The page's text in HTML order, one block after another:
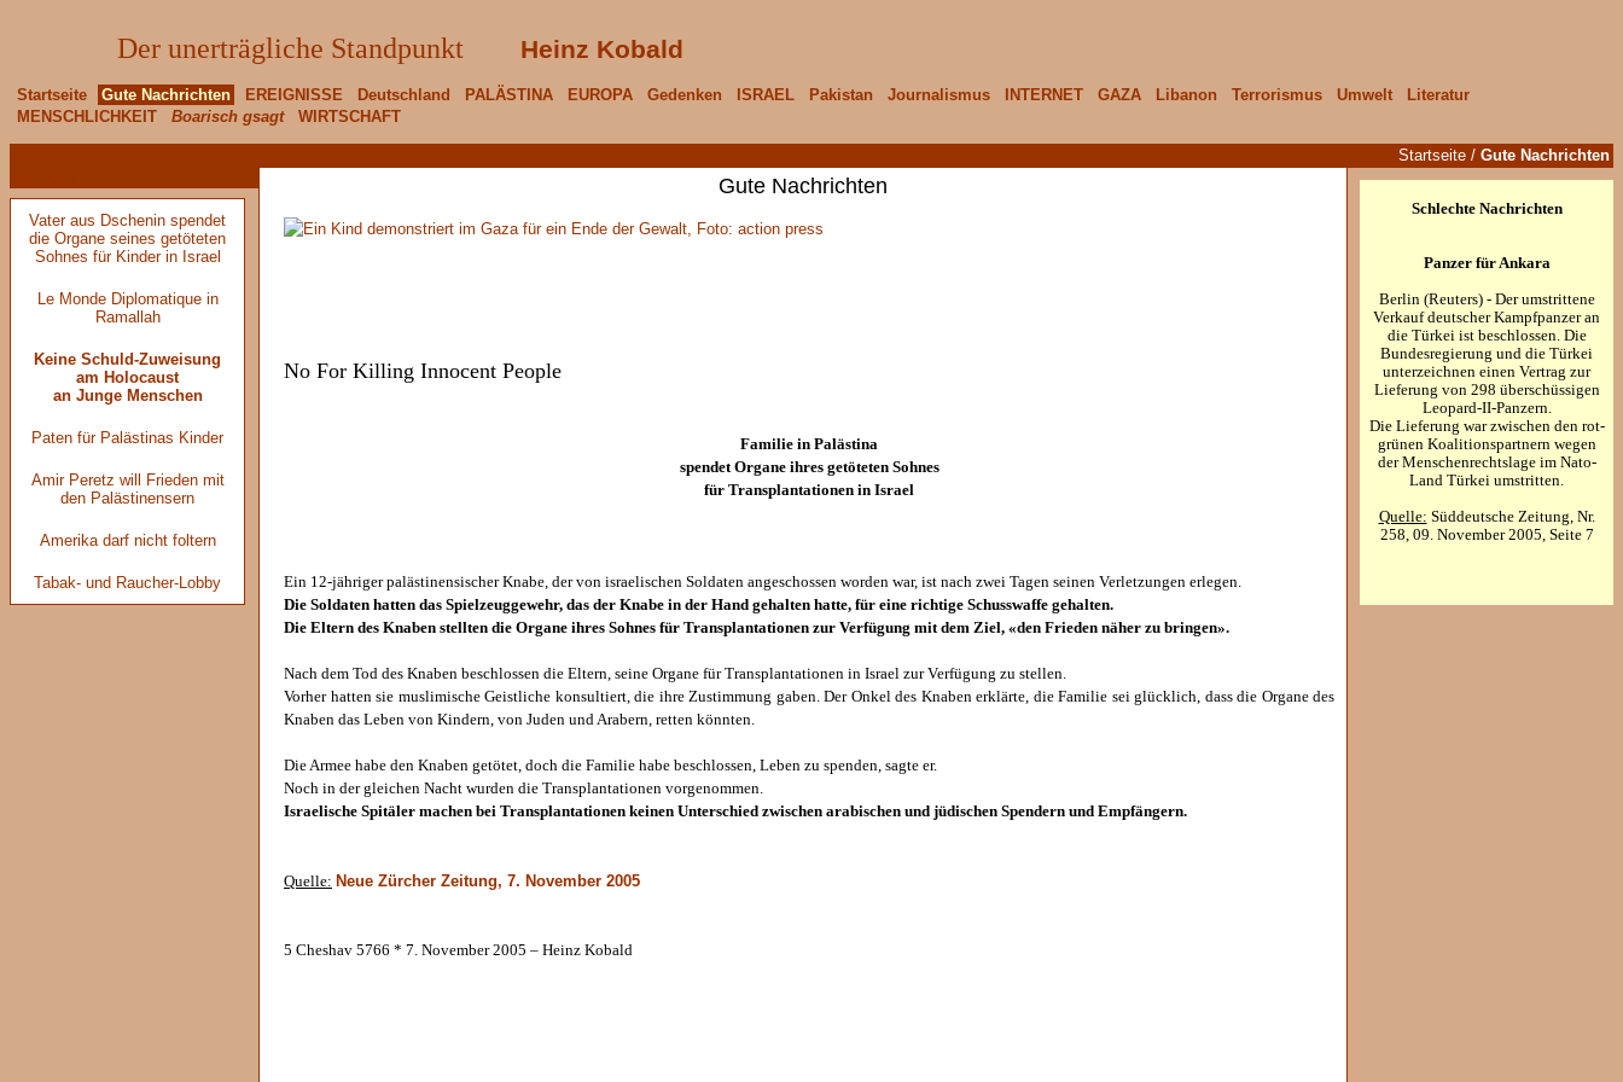
Der unerträgliche Standpunkt Heinz Kobald
Startseite Gute Nachrichten EREIGNISSE Deutschland PALÄSTINA EUROPA Gedenken ISRAEL Pakistan Journalismus INTERNET GAZA Libanon Terrorismus Umwelt
Literatur
MENSCHLICHKEIT
Boarisch gsagt WIRTSCHAFT
Startseite / Gute Nachrichten
Vater aus Dschenin spendet
die Organe seines getöteten
Sohnes für Kinder in Israel
Le Monde Diplomatique in
Ramallah
Keine Schuld-Zuweisung
am Holocaust
an Junge Menschen
Paten für Palästinas Kinder
Amir Peretz will Frieden mit
den Palästinensern
Amerika darf nicht foltern
Tabak- und Raucher-Lobby
Gute Nachrichten
No For Killing Innocent People
Familie in Palästina
spendet Organe ihres getöteten Sohnes
für Transplantationen in Israel
Ein 12-jähriger palästinensischer Knabe, der von israelischen Soldaten angeschossen worden war, ist nach zwei Tagen seinen Verletzungen erlegen.
Die Soldaten hatten das Spielzeuggewehr, das der Knabe in der Hand gehalten hatte, für eine richtige Schusswaffe gehalten.
Die Eltern des Knaben stellten die Organe ihres Sohnes für Transplantationen zur Verfügung mit dem Ziel, «den Frieden näher zu bringen».
Nach dem Tod des Knaben beschlossen die Eltern, seine Organe für Transplantationen in Israel zur Verfügung zu stellen.
Vorher hatten sie muslimische Geistliche konsultiert, die ihre Zustimmung gaben. Der Onkel des Knaben erklärte, die Familie sei glücklich, dass die Organe des
Knaben das Leben von Kindern, von Juden und Arabern, retten könnten.
Die Armee habe den Knaben getötet, doch die Familie habe beschlossen, Leben zu spenden, sagte er.
Noch in der gleichen Nacht wurden die Transplantationen vorgenommen.
Israelische Spitäler machen bei Transplantationen keinen Unterschied zwischen arabischen und jüdischen Spendern und Empfängern.
Quelle: Neue Zürcher Zeitung, 7. November 2005
5 Cheshav 5766 * 7. November 2005 – Heinz Kobald
Schlechte Nachrichten
Panzer für Ankara
Berlin (Reuters) - Der umstrittene
Verkauf deutscher Kampfpanzer an
die Türkei ist beschlossen. Die
Bundesregierung und die Türkei
unterzeichnen einen Vertrag zur
Lieferung von 298 überschüssigen
Leopard-II-Panzern.
Die Lieferung war zwischen den rot-
grünen Koalitionspartnern wegen
der Menschenrechtslage im Nato-
Land Türkei umstritten.
Quelle: Süddeutsche Zeitung, Nr.
258, 09. November 2005, Seite 7